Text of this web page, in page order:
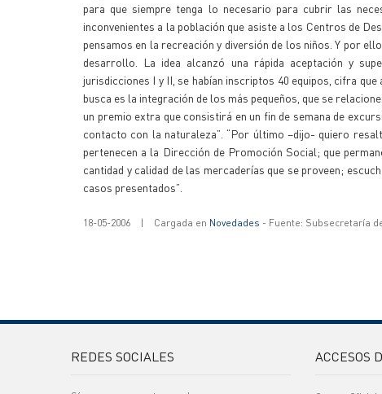
para que siempre tenga lo necesario para cubrir las
inconvenientes a la población que asiste a los Centros de
pensamos en la recreación y diversión de los niños. Y por
desarrollo. La idea alcanzó una rápida aceptación y
jurisdicciones I y II, se habían inscriptos 40 equipos, cifra
busca es la integración de los más pequeños, que se
un premio extra que consistirá en un fin de semana de
contacto con la naturaleza”. “Por último –dijo- quiero
pertenecen a la Dirección de Promoción Social; que
cantidad y calidad de las mercaderías que se proveen;
casos presentados”.
18-05-2006 | Cargada en Novedades - Fuente: Subsecretaría
REDES SOCIALES ACCESOS